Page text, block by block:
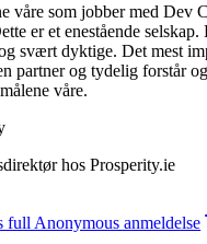
våre som jobber med Dev
er et enestående
svært dyktige. Det mest
partner og tydelig forstår
våre.
hos Prosperity.ie
full Anonymous anmeldelse